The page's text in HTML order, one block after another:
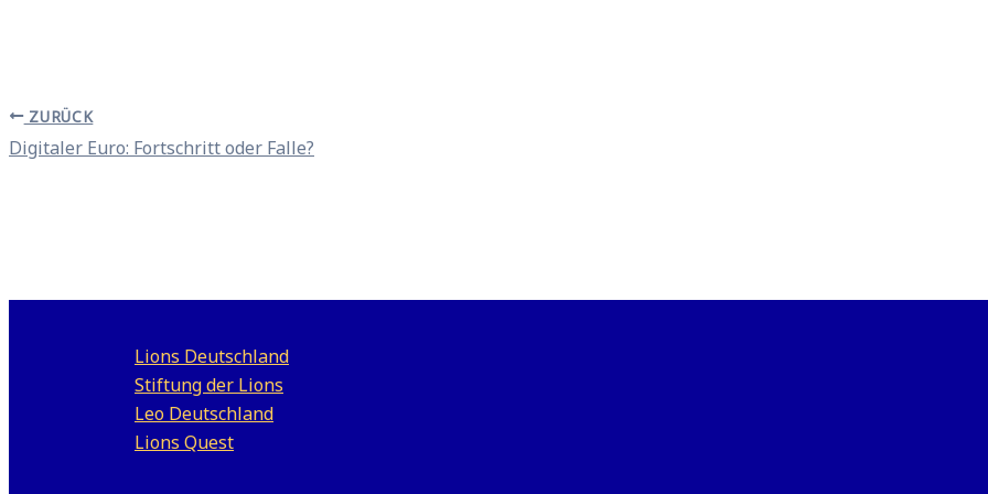
ZURÜCK
Digitaler Euro: Fortschritt oder Falle?
Lions Deutschland
Stiftung der Lions
Leo Deutschland
Lions Quest